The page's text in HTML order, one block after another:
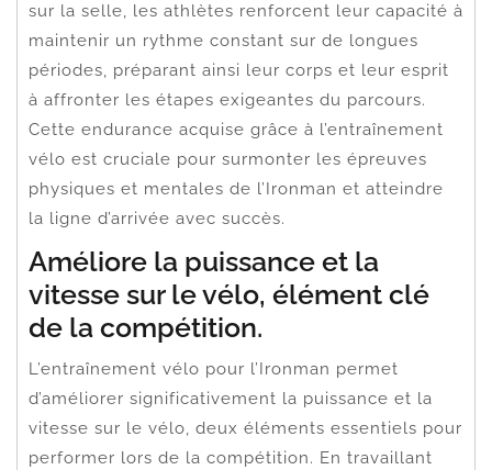
sur la selle, les athlètes renforcent leur capacité à
maintenir un rythme constant sur de longues
périodes, préparant ainsi leur corps et leur esprit
à affronter les étapes exigeantes du parcours.
Cette endurance acquise grâce à l’entraînement
vélo est cruciale pour surmonter les épreuves
physiques et mentales de l’Ironman et atteindre
la ligne d’arrivée avec succès.
Améliore la puissance et la
vitesse sur le vélo, élément clé
de la compétition.
L’entraînement vélo pour l’Ironman permet
d’améliorer significativement la puissance et la
vitesse sur le vélo, deux éléments essentiels pour
performer lors de la compétition. En travaillant